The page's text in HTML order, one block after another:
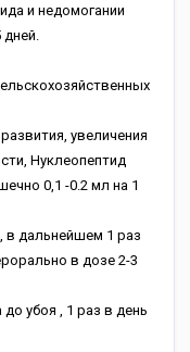
и недомогании
дней.
увеличения
Нуклеопептид
0,1 -0.2 мл на 1
в дальнейшем 1 раз
в дозе 2-3
убоя , 1 раз в день